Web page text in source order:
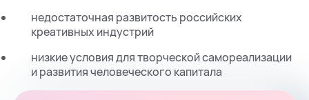
недостаточная развитость российских
креативных индустрий
низкие условия для творческой самореализации
и развития человеческого капитала